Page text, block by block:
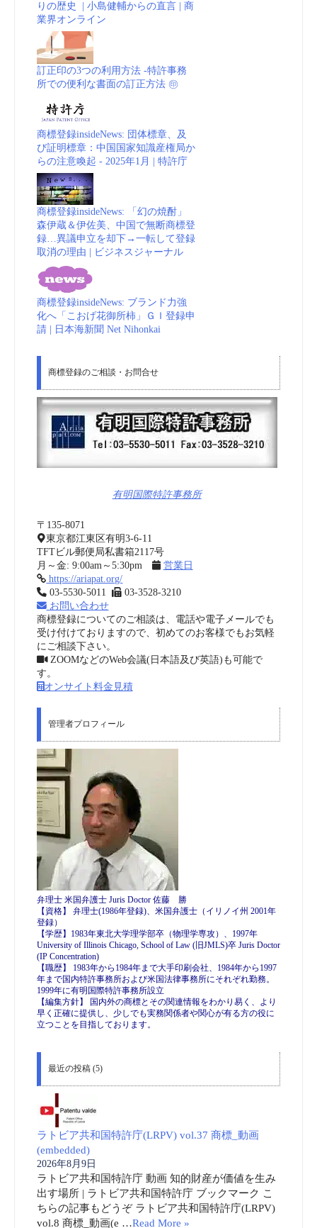
りの歴史 | 小島健輔からの直言 | 商
業界オンライン
訂正印の3つの利用方法 -特許事務
所での便利な書面の訂正方法 ㊞
商標登録insideNews: 団体標章、及
び証明標章：中国国家知識産権局か
らの注意喚起 - 2025年1月 | 特許庁
商標登録insideNews: 「幻の焼酎」
森伊蔵＆伊佐美、中国で無断商標登
録…異議申立を却下→一転して登録
取消の理由 | ビジネスジャーナル
商標登録insideNews: ブランド力強
化へ「こおげ花御所柿」ＧＩ登録申
請 | 日本海新聞 Net Nihonkai
商標登録のご相談・お問合せ
有明国際特許事務所
〒135-8071
東京都江東区有明3-6-11
TFTビル郵便局私書箱2117号
月～金: 9:00am～5:30pm
営業日
https://ariapat.org/
03-5530-5011
03-3528-3210
お問い合わせ
商標登録についてのご相談は、電話や電子メールでも
受け付けておりますので、初めてのお客様でもお気軽
にご相談下さい。
ZOOMなどのWeb会議(日本語及び英語)も可能で
す。
オンサイト料金見積
管理者プロフィール
弁理士 米国弁護士 Juris Doctor 佐藤 勝
【資格】 弁理士(1986年登録)、米国弁護士（イリノイ州 2001年
登録）
【学歴】1983年東北大学理学部卒（物理学専攻）、1997年
University of Illinois Chicago, School of Law (旧JMLS)卒 Juris Doctor
(IP Concentration)
【職歴】 1983年から1984年まで大手印刷会社、1984年から1997
年まで国内特許事務所および米国法律事務所にそれぞれ勤務。
1999年に有明国際特許事務所設立
【編集方針】 国内外の商標とその関連情報をわかり易く、より
早く正確に提供し、少しでも実務関係者や関心が有る方の役に
立つことを目指しております。
最近の投稿 (5)
ラトビア共和国特許庁(LRPV) vol.37 商標_動画
(embedded)
2026年8月9日
ラトビア共和国特許庁 動画 知的財産が価値を生み
出す場所 | ラトビア共和国特許庁 ブックマーク こ
ちらの記事もどうぞ ラトビア共和国特許庁(LRPV)
vol.8 商標_動画(e …Read More »